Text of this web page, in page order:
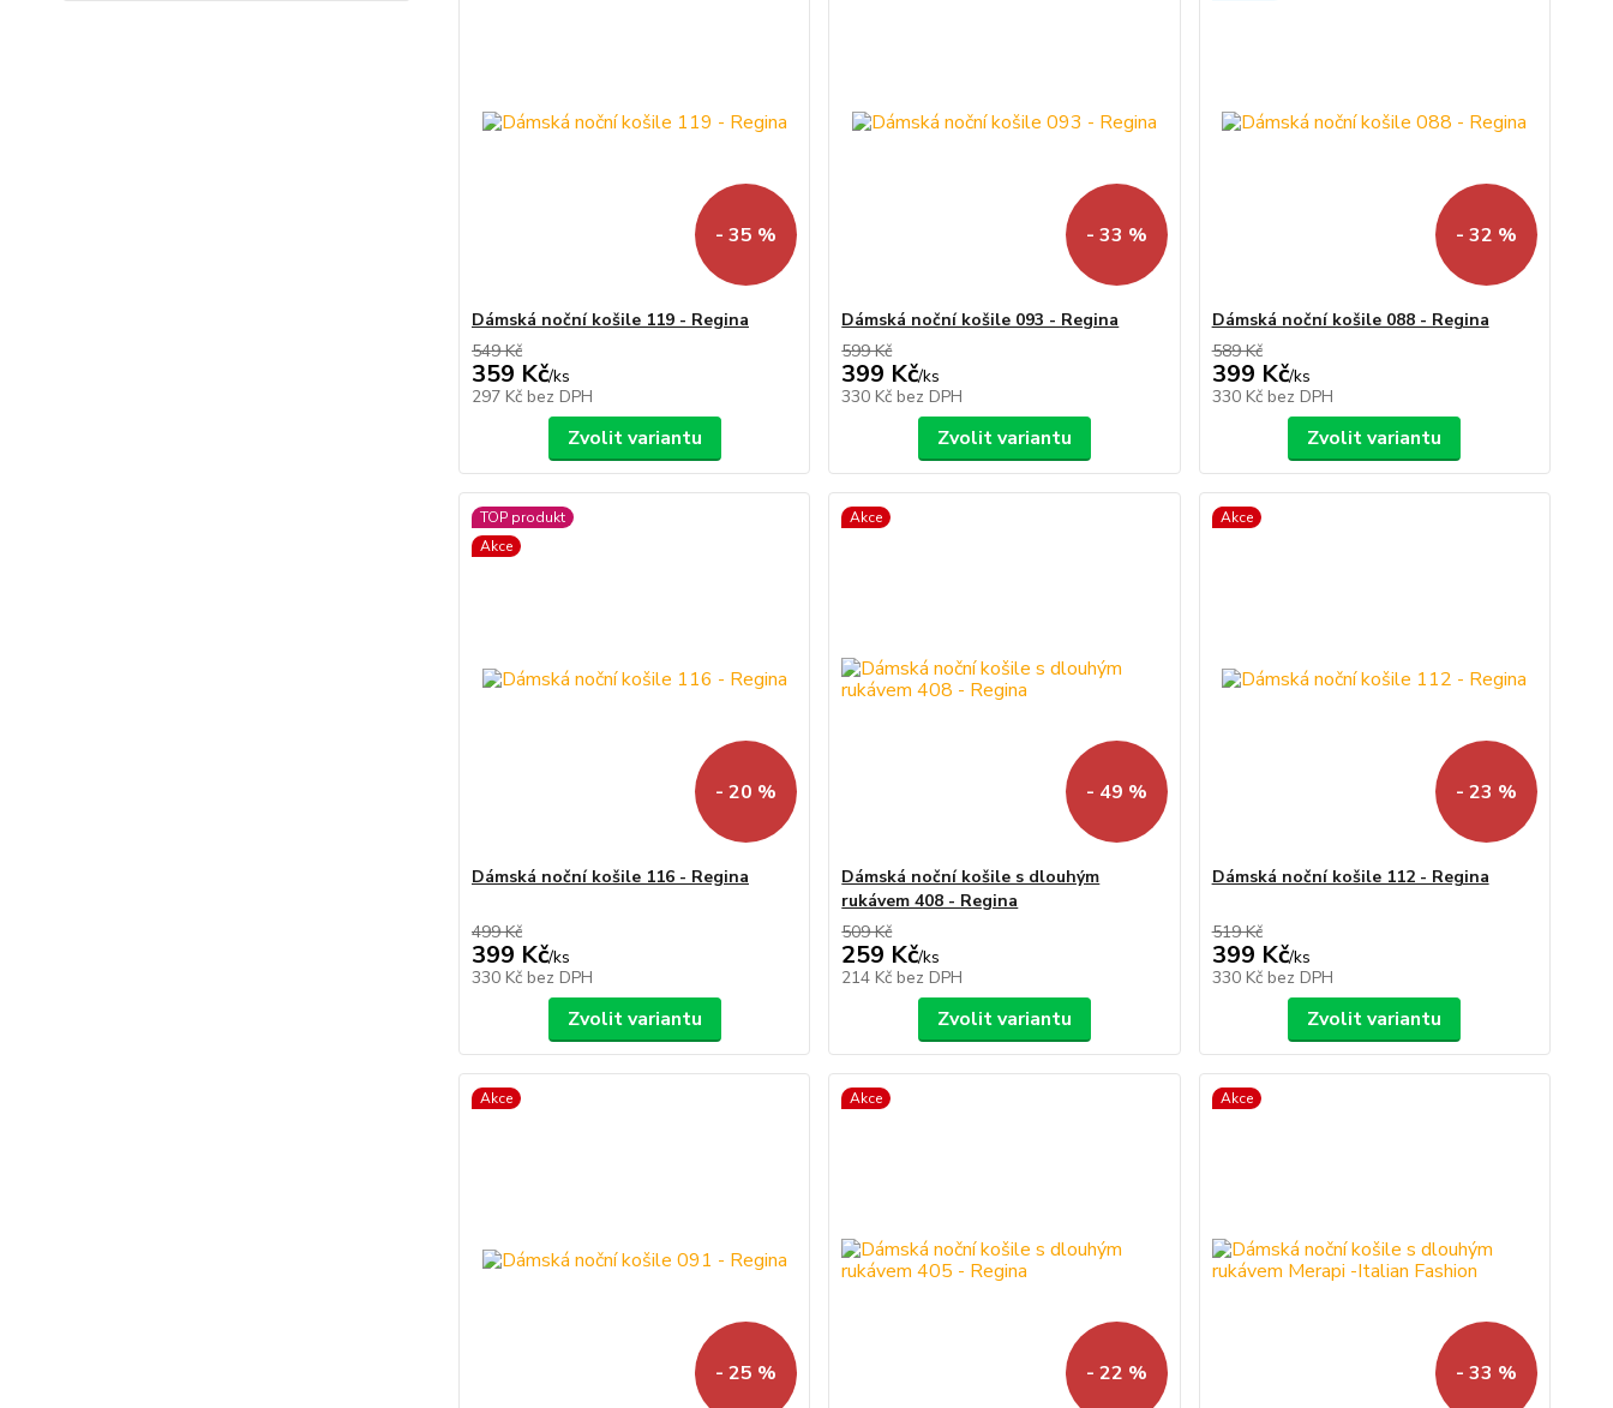
- 35 %
Dámská noční košile 119 - Regina
549 Kč
359 Kč/ks
297 Kč bez DPH
Zvolit variantu
- 33 %
Dámská noční košile 093 - Regina
599 Kč
399 Kč/ks
330 Kč bez DPH
Zvolit variantu
- 32 %
Dámská noční košile 088 - Regina
589 Kč
399 Kč/ks
330 Kč bez DPH
Zvolit variantu
TOP produkt
Akce
- 20 %
Dámská noční košile 116 - Regina
499 Kč
399 Kč/ks
330 Kč bez DPH
Zvolit variantu
Akce
- 49 %
Dámská noční košile s dlouhým
rukávem 408 - Regina
509 Kč
259 Kč/ks
214 Kč bez DPH
Zvolit variantu
Akce
- 23 %
Dámská noční košile 112 - Regina
519 Kč
399 Kč/ks
330 Kč bez DPH
Zvolit variantu
Akce
- 25 %
Akce
- 22 %
Akce
- 33 %